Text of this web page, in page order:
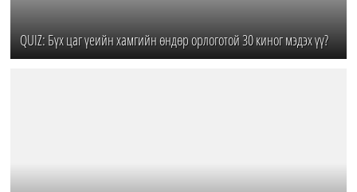
QUIZ: Бүх цаг үеийн хамгийн өндөр орлоготой 30 киног мэдэх үү?